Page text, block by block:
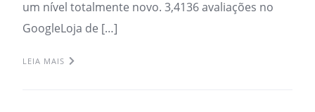
um nível totalmente novo. 3,4136 avaliações no
GoogleLoja de […]
LEIA MAIS